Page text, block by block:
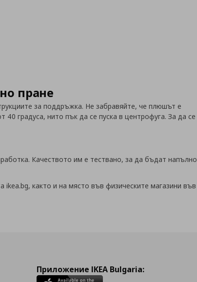
пране
за поддръжка. Не забравяйте, че плюшът е
градуса, нито пък да се пуска в центрофуга. За да се
Качеството им е тествано, за да бъдат напълно
както и на място във физическите магазини във
Приложение IKEA Bulgaria: